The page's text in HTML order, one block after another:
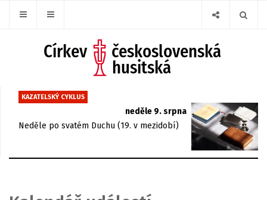
KAZATELSKÝ CYKLUS
neděle 9. srpna
Neděle po svatém Duchu (19. v mezidobí)